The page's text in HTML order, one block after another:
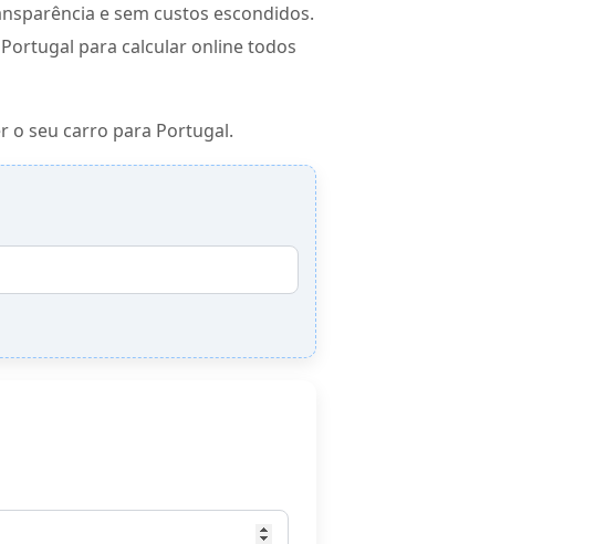
e sem custos escondidos.
para calcular online todos
o seu carro para Portugal.